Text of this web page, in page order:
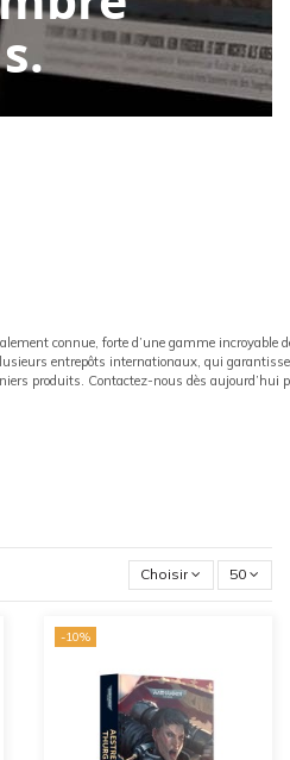
s.
connue, forte d’une gamme incroyable
entrepôts internationaux, qui
produits. Contactez-nous dès
Choisir 50
-10%